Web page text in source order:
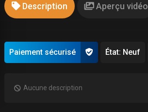
Description Aperçu vidéo
Paiement sécurisé État: Neuf
Aucune description